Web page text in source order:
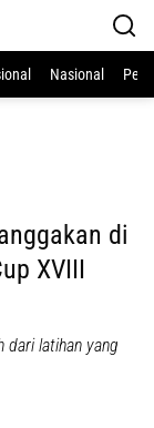
Nasional
di
XVIII
dari latihan yang